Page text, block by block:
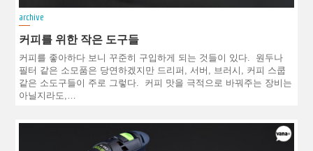
archive
커피를 위한 작은 도구들
커피를 좋아하다 보니 꾸준히 구입하게 되는 것들이 있다. 원두나
필터 같은 소모품은 당연하겠지만 드리퍼, 서버, 브러시, 커피 스쿱
같은 소도구들이 주로 그렇다. 커피 맛을 극적으로 바꿔주는 장비는
아닐지라도,…